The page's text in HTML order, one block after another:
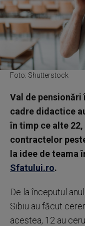
Foto: Shutterstock
Val de
cadre didactice
în timp ce alte
contractelor
la idee de teama
Sfatului.ro.
De la începutul
Sibiu au făcut
acestea, 12 au